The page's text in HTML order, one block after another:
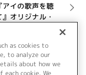
アイの歌声を聴
オリジナル・
詳細を見る
as cookies to
to analyze our
about how we
cookie. We